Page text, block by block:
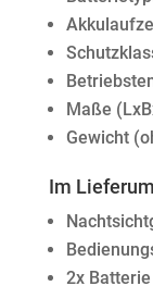
Maße
Gewicht
Im
2x Batterie